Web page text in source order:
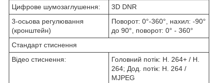
Цифрове шумозаглушення:
3D DNR
3-осьова регулювання
(кронштейн)
Поворот: 0°-360°, нахил: -90°
до 90°, поворот: 0° - 360°
Стандарт стиснення
Відео стиснення:
Головний потік: H. 264+ / H.
264; Дод. потік: H. 264 /
MJPEG